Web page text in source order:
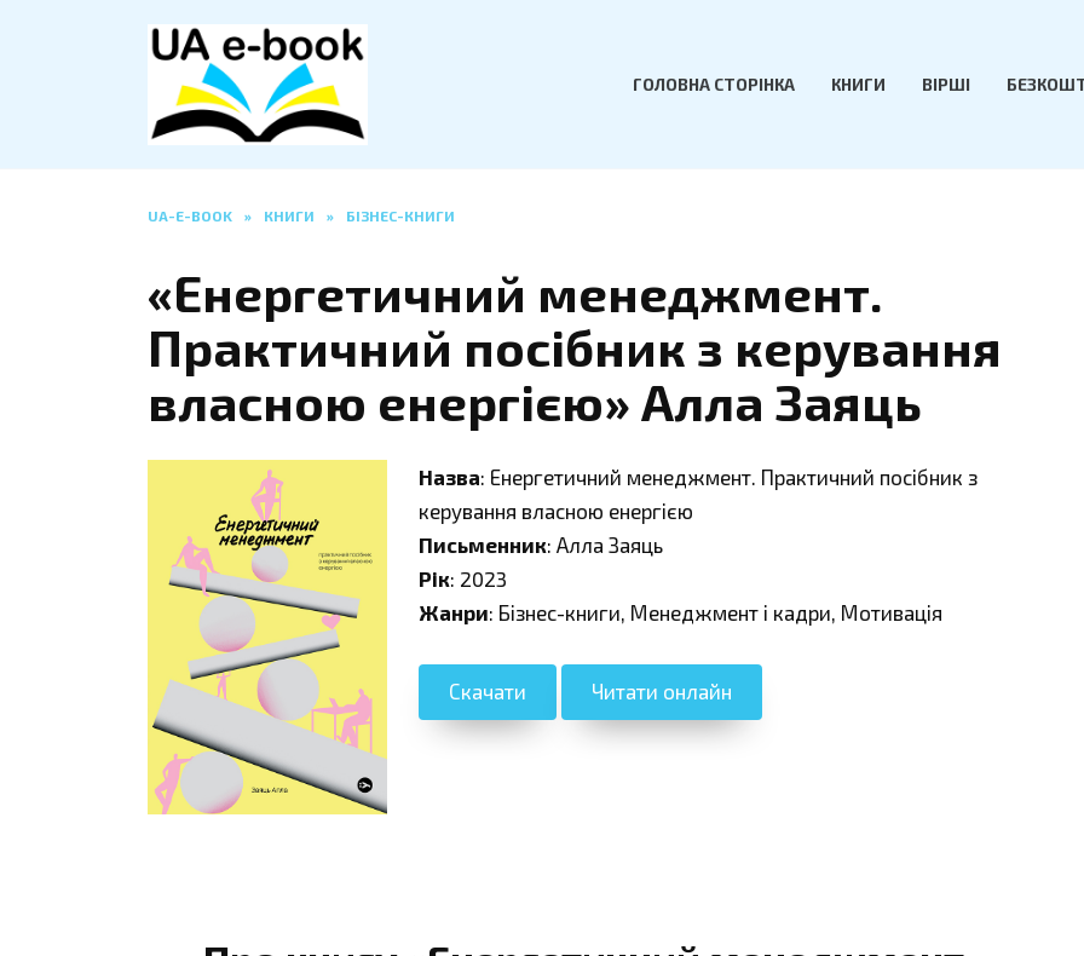
ГОЛОВНА СТОРІНКА КНИГИ ВІРШІ
UA-E-BOOK » КНИГИ » БІЗНЕС-КНИГИ
«Енергетичний менеджмент.
Практичний посібник з керування
власною енергією» Алла Заяць
Назва: Енергетичний менеджмент. Практичний посібник з
керування власною енергією
Письменник: Алла Заяць
Рік: 2023
Жанри: Бізнес-книги, Менеджмент і кадри, Мотивація
Скачати Читати онлайн